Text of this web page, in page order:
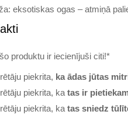
eksotiskas ogas – atmiņā
produktu ir iecienījuši citi!*
piekrita, ka ādas jūtas
piekrita, katas ir
piekrita, katas sniedz